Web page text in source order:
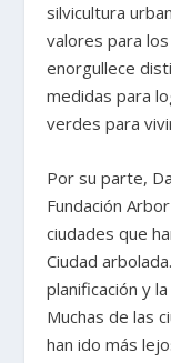
silvicultura
valores para
enorgullece
medidas para
verdes para
Por su parte,
Fundación
ciudades que
Ciudad
planificación y
Muchas de las
han ido más